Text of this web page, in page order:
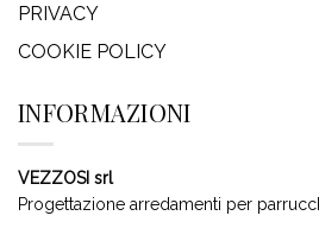
PRIVACY
COOKIE POLICY
INFORMAZIONI
VEZZOSI srl
Progettazione arredamenti per